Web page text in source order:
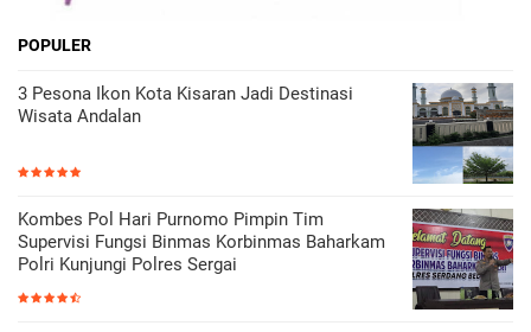
POPULER
3 Pesona Ikon Kota Kisaran Jadi Destinasi
Wisata Andalan
Kombes Pol Hari Purnomo Pimpin Tim
Supervisi Fungsi Binmas Korbinmas Baharkam
Polri Kunjungi Polres Sergai